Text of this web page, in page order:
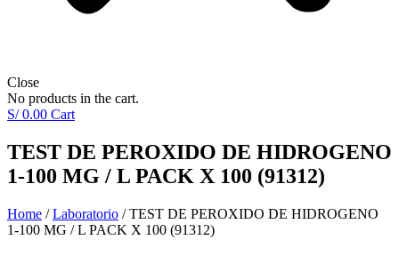
Close
No products in the cart.
S/0.00 Cart
TEST DE PEROXIDO DE HIDROGENO
1-100 MG / L PACK X 100 (91312)
Home /Laboratorio / TEST DE PEROXIDO DE HIDROGENO
1-100 MG / L PACK X 100 (91312)